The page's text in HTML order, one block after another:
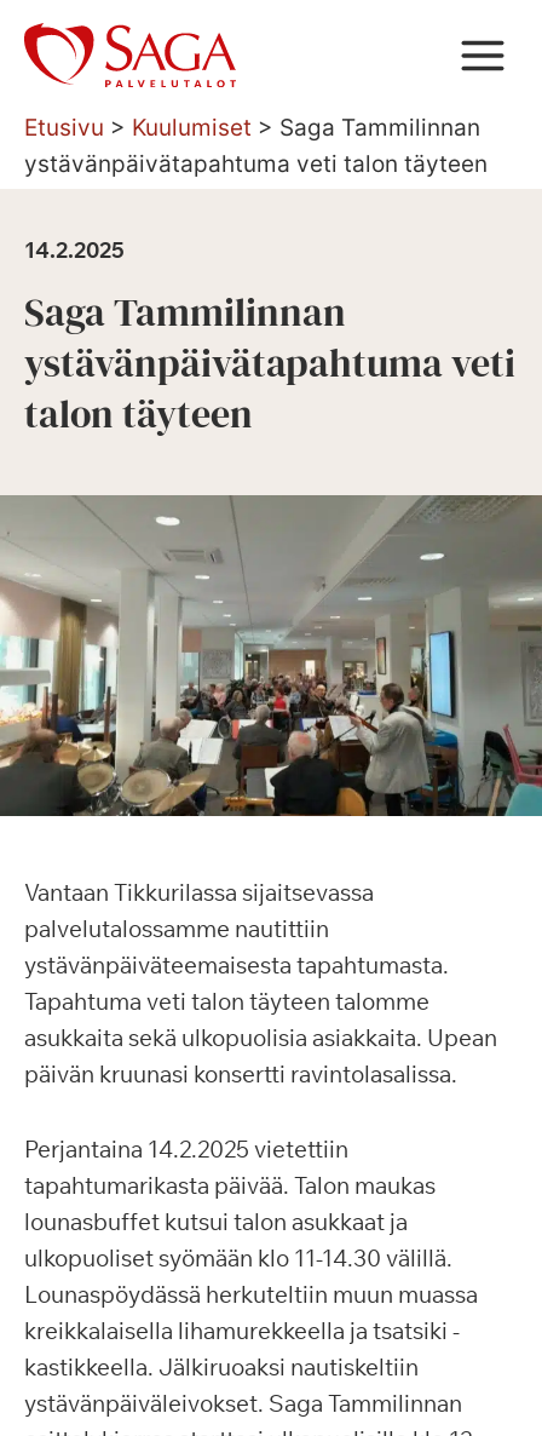
Siirry
sisältöön
Etusivu > Kuulumiset > Saga Tammilinnan
ystävänpäivätapahtuma veti talon täyteen
14.2.2025
Saga Tammilinnan
ystävänpäivätapahtuma veti
talon täyteen
Vantaan Tikkurilassa sijaitsevassa
palvelutalossamme nautittiin
ystävänpäiväteemaisesta tapahtumasta.
Tapahtuma veti talon täyteen talomme
asukkaita sekä ulkopuolisia asiakkaita. Upean
päivän kruunasi konsertti ravintolasalissa.
Perjantaina 14.2.2025 vietettiin
tapahtumarikasta päivää. Talon maukas
lounasbuffet kutsui talon asukkaat ja
ulkopuoliset syömään klo 11-14.30 välillä.
Lounaspöydässä herkuteltiin muun muassa
kreikkalaisella lihamurekkeella ja tsatsiki -
kastikkeella. Jälkiruoaksi nautiskeltiin
ystävänpäiväleivokset. Saga Tammilinnan